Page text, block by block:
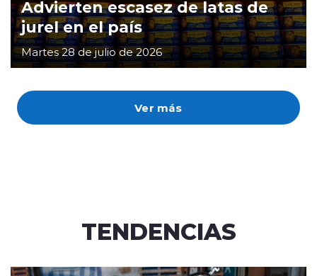
Ver más
Advierten escasez de latas de
jurel en el país
Martes 28 de julio de 2026
TENDENCIAS